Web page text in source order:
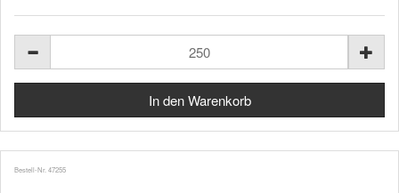
Bestell-Nr. 47255